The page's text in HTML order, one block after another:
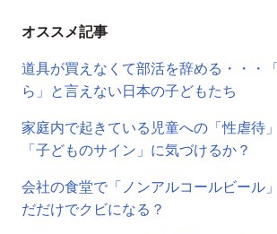
オススメ記事
道具が買えなくて部活を辞める・・・
ら」と言えない日本の子どもたち
家庭内で起きている児童への「性虐待
「子どものサイン」に気づけるか？
会社の食堂で「ノンアルコールビール
だだけでクビになる？